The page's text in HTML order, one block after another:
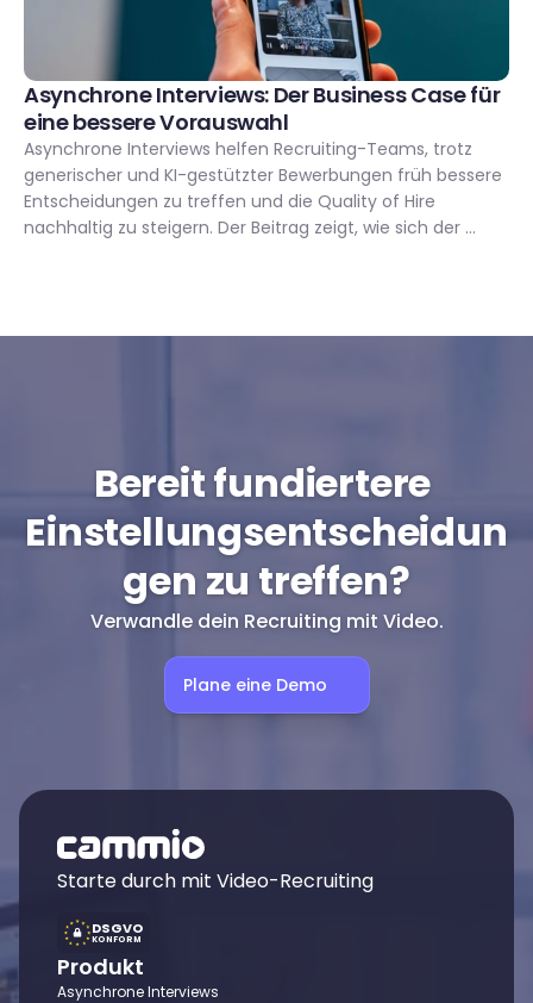
Asynchrone Interviews: Der Business Case für
eine bessere Vorauswahl
Asynchrone Interviews helfen Recruiting-Teams, trotz
generischer und KI-gestützter Bewerbungen früh bessere
Entscheidungen zu treffen und die Quality of Hire
nachhaltig zu steigern. Der Beitrag zeigt, wie sich der
Bereit fundiertere
Einstellungsentscheidun
gen zu treffen?
Verwandle dein Recruiting mit Video.
Plane eine Demo
Starte durch mit Video-Recruiting
DSGVO
KONFORM
Produkt
Asynchrone Interviews